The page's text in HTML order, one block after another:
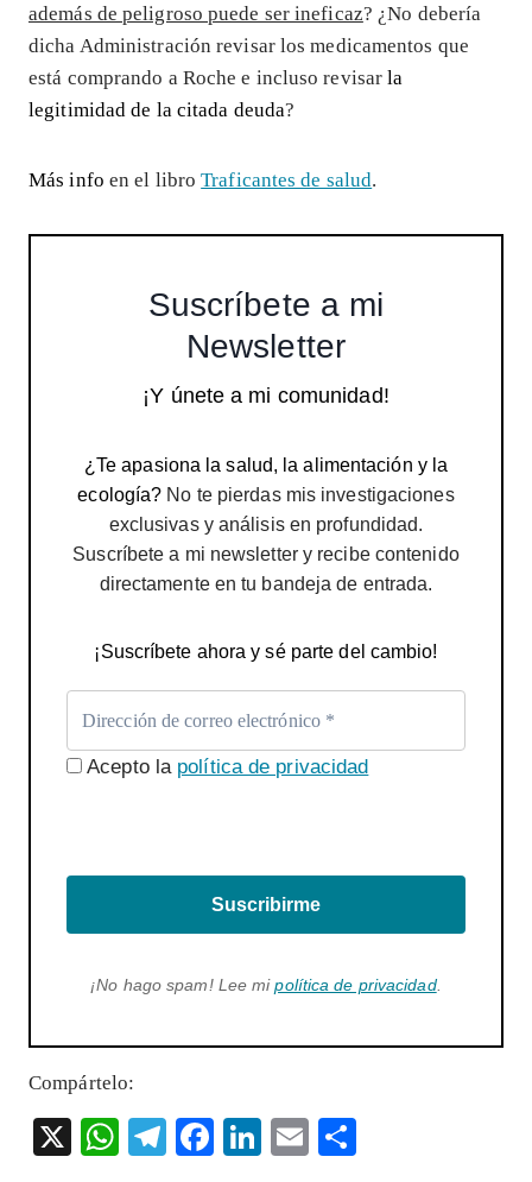
además de peligroso puede ser ineficaz? ¿No debería
dicha Administración revisar los medicamentos que
está comprando a Roche e incluso revisarla
legitimidad de la citada deuda?
Más info en el libroTraficantes de salud.
Suscríbete a mi
Newsletter
¡Y únete a mi comunidad!
¿Te apasiona la salud, la alimentación y la
ecología? No te pierdas mis investigaciones
exclusivas y análisis en profundidad.
Suscríbete a mi newsletter y recibe contenido
directamente en tu bandeja de entrada.
¡Suscríbete ahora y sé parte del cambio!
Acepto la política de privacidad
Suscribirme
¡No hago spam! Lee mipolítica de privacidad.
Compártelo:
X
W T
F
Li E